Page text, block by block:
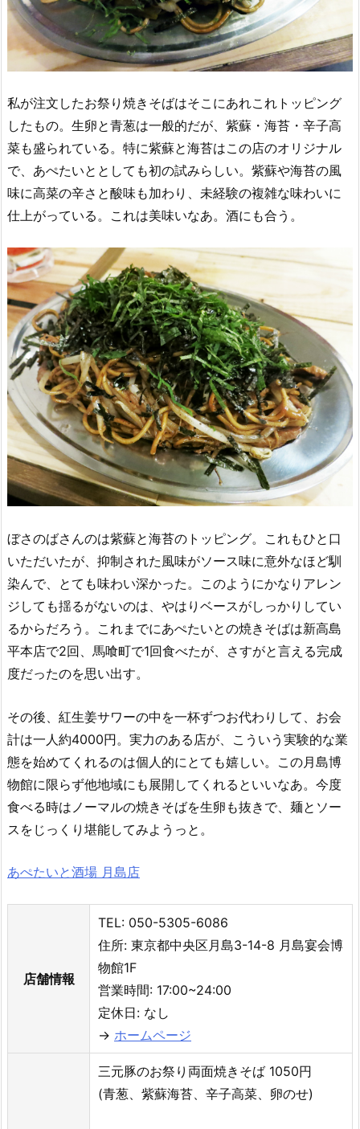
私が注文したお祭り焼きそばはそこにあれこれトッピング
したもの。生卵と青葱は一般的だが、紫蘇・海苔・辛子高
菜も盛られている。特に紫蘇と海苔はこの店のオリジナル
で、あぺたいととしても初の試みらしい。紫蘇や海苔の風
味に高菜の辛さと酸味も加わり、未経験の複雑な味わいに
仕上がっている。これは美味いなあ。酒にも合う。
ぼさのばさんのは紫蘇と海苔のトッピング。これもひと口
いただいたが、抑制された風味がソース味に意外なほど馴
染んで、とても味わい深かった。このようにかなりアレン
ジしても揺るがないのは、やはりベースがしっかりしてい
るからだろう。これまでにあぺたいとの焼きそばは新高島
平本店で2回、馬喰町で1回食べたが、さすがと言える完成
度だったのを思い出す。
その後、紅生姜サワーの中を一杯ずつお代わりして、お会
計は一人約4000円。実力のある店が、こういう実験的な業
態を始めてくれるのは個人的にとても嬉しい。この月島博
物館に限らず他地域にも展開してくれるといいなあ。今度
食べる時はノーマルの焼きそばを生卵も抜きで、麺とソー
スをじっくり堪能してみようっと。
あぺたいと酒場 月島店
店舗情報
TEL: 050-5305-6086
住所: 東京都中央区月島3-14-8 月島宴会博
物館1F
営業時間: 17:00~24:00
定休日: なし
→ ホームページ
三元豚のお祭り両面焼きそば 1050円
(青葱、紫蘇海苔、辛子高菜、卵のせ)